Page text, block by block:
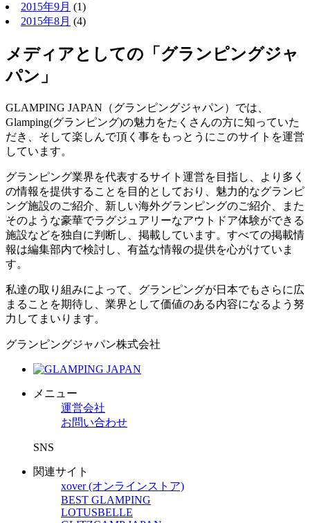
2015年9月 (1)
2015年8月 (4)
メディアとしての「グランピングジャ
パン」
GLAMPING JAPAN（グランピングジャパン）では、
Glamping(グランピング)の魅力をたくさんの方に知っていた
だき、そして楽しんで頂く事をもっとうにこのサイトを運営
しています。
グランピング業界を代表するサイト運営を目指し、より多く
の情報を提供することを目的としており、魅力的なグランピ
ング施設のご紹介、新しい海外グランピングのご紹介、また
そのような豪華でラグジュアリーなアウトドア体験ができる
施設などを独自に判断し、掲載しています。すべての掲載情
報は編集部内で検討し、有益な情報の提供を心がけていま
す。
私達の取り組みによって、グランピングが日本でもさらに広
まることを期待し、業界として価値のある内容になるよう努
力してまいります。
グランピングジャパン株式会社
メニュー
運営会社
お問い合わせ
SNS
関連サイト
xover (オンラインストア)
BEST GLAMPING
LOTUSBELLE